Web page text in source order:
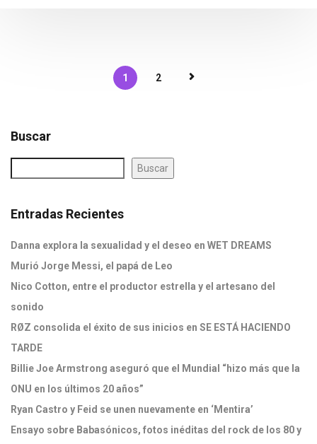
1 2
Buscar
Buscar
Entradas Recientes
Danna explora la sexualidad y el deseo en WET DREAMS
Murió Jorge Messi, el papá de Leo
Nico Cotton, entre el productor estrella y el artesano del
sonido
RØZ consolida el éxito de sus inicios en SE ESTÁ HACIENDO
TARDE
Billie Joe Armstrong aseguró que el Mundial “hizo más que la
ONU en los últimos 20 años”
Ryan Castro y Feid se unen nuevamente en ‘Mentira’
Ensayo sobre Babasónicos, fotos inéditas del rock de los 80 y